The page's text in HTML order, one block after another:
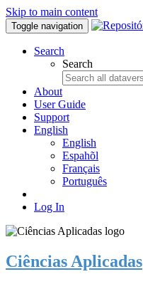
Skip to main content
Toggle navigation
Search
Search
About
User Guide
Support
English
English
Espahõl
Français
Português
Log In
Ciências Aplicadas